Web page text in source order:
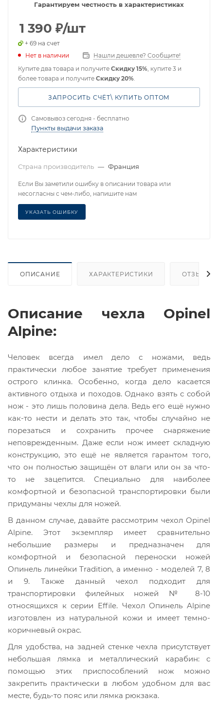
Гарантируем честность в характеристиках
1 390 ₽/шт
+ 69 на счет
Нет в наличии
Нашли дешевле? Сообщите!
Купите два товара и получите Скидку 15%, купите 3 и
более товара и получите Скидку 20%.
ЗАПРОСИТЬ СЧЁТ\ КУПИТЬ ОПТОМ
Самовывоз сегодня - бесплатно
Пункты выдачи заказа
Характеристики
Страна производитель — Франция
Если Вы заметили ошибку в описании товара или
несогласны с чем-либо, напишите нам
УКАЗАТЬ ОШИБКУ
ОПИСАНИЕ ХАРАКТЕРИСТИКИ ОТЗЫВЫ
Описание чехла Opinel
Alpine:
Человек всегда имел дело с ножами, ведь
практически любое занятие требует применения
острого клинка. Особенно, когда дело касается
активного отдыха и походов. Однако взять с собой
нож - это лишь половина дела. Ведь его ещё нужно
как-то нести и делать это так, чтобы случайно не
порезаться и сохранить прочее снаряжение
неповрежденным. Даже если нож имеет складную
конструкцию, это ещё не является гарантом того,
что он полностью защищён от влаги или он за что-
то не зацепится. Специально для наиболее
комфортной и безопасной транспортировки были
придуманы чехлы для ножей.
В данном случае, давайте рассмотрим чехол Opinel
Alpine. Этот экземпляр имеет сравнительно
небольшие размеры и предназначен для
комфортной и безопасной переноски ножей
Опинель линейки Tradition, а именно - моделей 7, 8
и 9. Также данный чехол подходит для
транспортировки филейных ножей № 8-10
относящихся к серии Effile. Чехол Опинель Alpine
изготовлен из натуральной кожи и имеет темно-
коричневый окрас.
Для удобства, на задней стенке чехла присутствует
небольшая лямка и металлический карабин: с
помощью этих приспособлений нож можно
закрепить практически в любом удобном для вас
месте, будь-то пояс или лямка рюкзака.